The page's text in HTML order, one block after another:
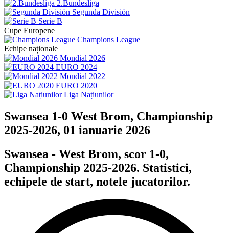
2.Bundesliga
Segunda División
Serie B
Cupe Europene
Champions League
Echipe naționale
Mondial 2026
EURO 2024
Mondial 2022
EURO 2020
Liga Națiunilor
Swansea 1-0 West Brom, Championship
2025-2026, 01 ianuarie 2026
Swansea - West Brom, scor 1-0,
Championship 2025-2026. Statistici,
echipele de start, notele jucatorilor.